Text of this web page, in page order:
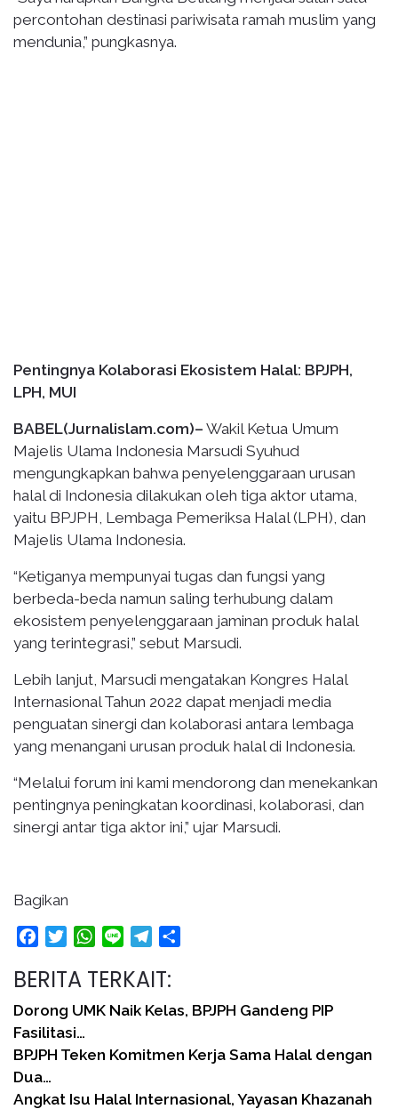
percontohan destinasi pariwisata ramah muslim yang
mendunia,” pungkasnya.
Pentingnya Kolaborasi Ekosistem Halal: BPJPH,
LPH, MUI
BABEL(Jurnalislam.com)– Wakil Ketua Umum
Majelis Ulama Indonesia Marsudi Syuhud
mengungkapkan bahwa penyelenggaraan urusan
halal di Indonesia dilakukan oleh tiga aktor utama,
yaitu BPJPH, Lembaga Pemeriksa Halal (LPH), dan
Majelis Ulama Indonesia.
“Ketiganya mempunyai tugas dan fungsi yang
berbeda-beda namun saling terhubung dalam
ekosistem penyelenggaraan jaminan produk halal
yang terintegrasi,” sebut Marsudi.
Lebih lanjut, Marsudi mengatakan Kongres Halal
Internasional Tahun 2022 dapat menjadi media
penguatan sinergi dan kolaborasi antara lembaga
yang menangani urusan produk halal di Indonesia.
“Melalui forum ini kami mendorong dan menekankan
pentingnya peningkatan koordinasi, kolaborasi, dan
sinergi antar tiga aktor ini,” ujar Marsudi.
Bagikan
FacebookTwitterWhatsApp
Line Telegram
BERITA TERKAIT:
Dorong UMK Naik Kelas, BPJPH Gandeng PIP
Fasilitasi…
BPJPH Teken Komitmen Kerja Sama Halal dengan
Dua…
Angkat Isu Halal Internasional, Yayasan Khazanah